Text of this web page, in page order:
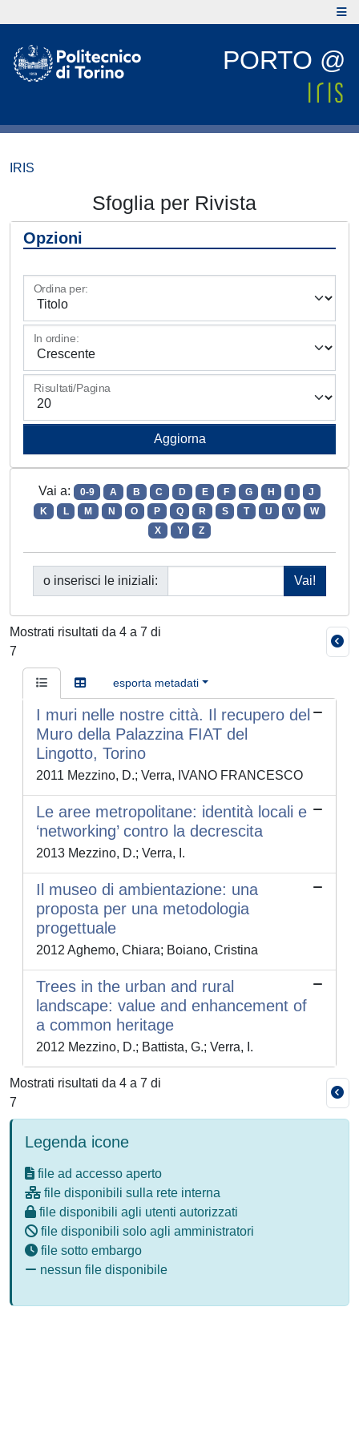
PORTO @
IRIS
Sfoglia per Rivista
Opzioni
Ordina per:
In ordine:
Risultati/Pagina
Vai a: 0-9 A B C D E F G H
J
K
L M N O P Q R S T U V
W
X
Y Z
o inserisci le iniziali:
Mostrati risultati da 4 a 7 di
7
esporta metadati
I muri nelle nostre città. Il recupero del
Muro della Palazzina FIAT del
Lingotto, Torino
2011 Mezzino, D.; Verra, IVANO FRANCESCO
Le aree metropolitane: identità locali e
‘networking’ contro la decrescita
2013 Mezzino, D.; Verra, I.
Il museo di ambientazione: una
proposta per una metodologia
progettuale
2012 Aghemo, Chiara; Boiano, Cristina
Trees in the urban and rural
landscape: value and enhancement of
a common heritage
2012 Mezzino, D.; Battista, G.; Verra, I.
Mostrati risultati da 4 a 7 di
7
Legenda icone
file ad accesso aperto
file disponibili sulla rete interna
file disponibili agli utenti autorizzati
file disponibili solo agli amministratori
file sotto embargo
nessun file disponibile